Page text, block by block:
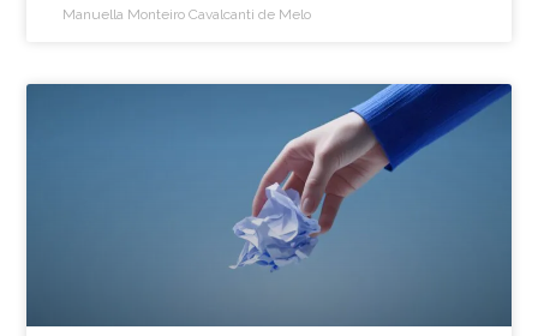
Manuella Monteiro Cavalcanti de Melo